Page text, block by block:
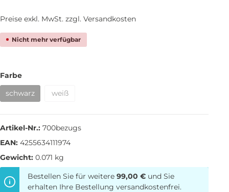
Preise exkl. MwSt. zzgl. Versandkosten
Nicht mehr verfügbar
Farbe
schwarz
weiß
Artikel-Nr.: 700bezugs
EAN: 4255634111974
Gewicht: 0.071 kg
Bestellen Sie für weitere 99,00 € und Sie
erhalten Ihre Bestellung versandkostenfrei.